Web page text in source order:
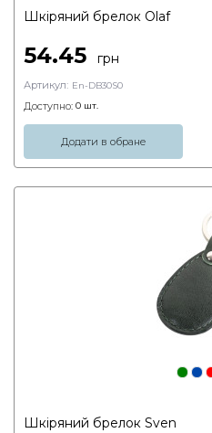
Шкіряний брелок Olaf
54.45 грн
Артикул: En-DB30S0
Доступно: 0 шт.
Додати в обране
Шкіряний брелок Sven